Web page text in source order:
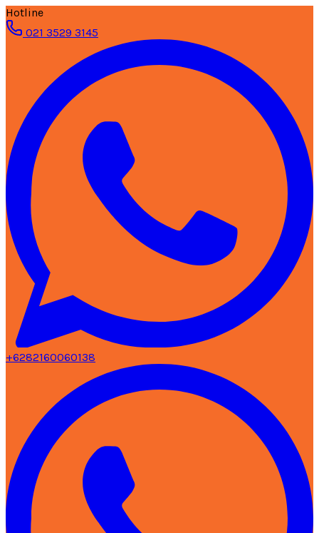
Hotline
021 3529 3145
+6282160060138